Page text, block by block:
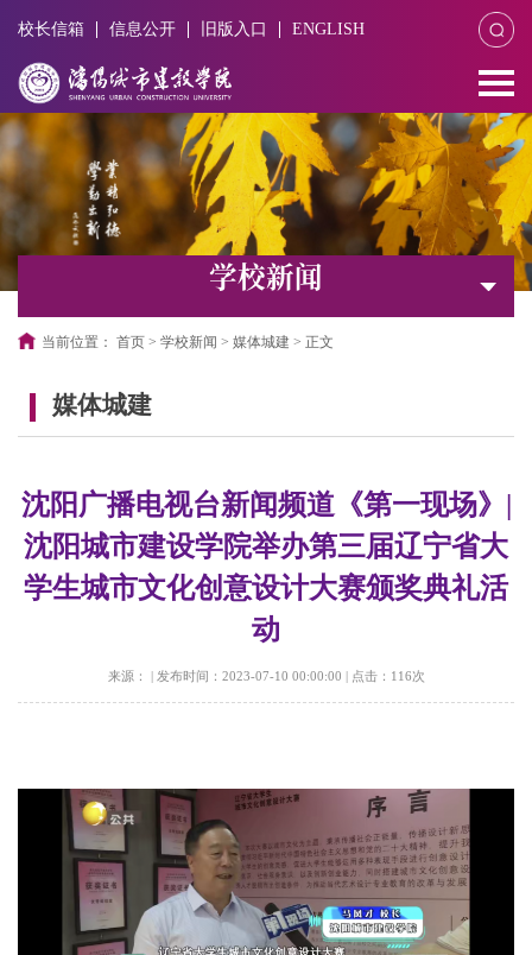
校长信箱 信息公开 旧版入口 ENGLISH
学校新闻
媒体城建
当前位置： 首页> 学校新闻 > 媒体城建 > 正文
沈阳广播电视台新闻频道《第一现场》|
沈阳城市建设学院举办第三届辽宁省大
学生城市文化创意设计大赛颁奖典礼活
动
来源： | 发布时间：2023-07-10 00:00:00 | 点击： 116次